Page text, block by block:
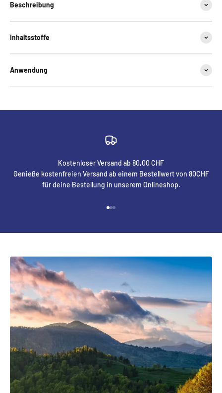
Beschreibung
Inhaltsstoffe
Anwendung
Kostenloser Versand ab 80,00 CHF
Genieße kostenfreien Versand ab einem Bestellwert von 80CHF
für deine Bestellung in unserem Onlineshop.